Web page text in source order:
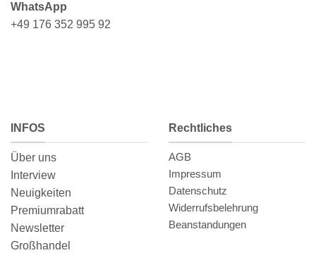
WhatsApp
+49 176 352 995 92
INFOS
Über uns
Interview
Neuigkeiten
Premiumrabatt
Newsletter
Großhandel
Rechtliches
AGB
Impressum
Datenschutz
Widerrufsbelehrung
Beanstandungen